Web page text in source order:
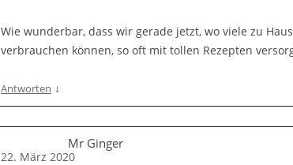
Wie wunderbar, dass wir gerade jetzt, wo viele zu
verbrauchen können, so oft mit tollen Rezepten
Antworten ↓
Mr Ginger
22. März 2020